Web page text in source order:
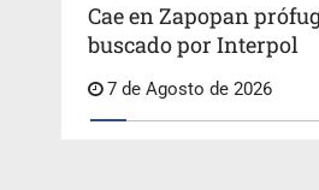
Cae en Zapopan
buscado por Interpol
7 de Agosto de 2026